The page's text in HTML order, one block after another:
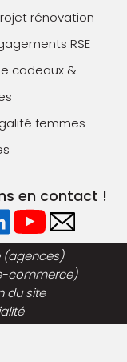
rénovation
RSE
cadeaux &
femmes-
en contact !
(agences)
commerce)
du site